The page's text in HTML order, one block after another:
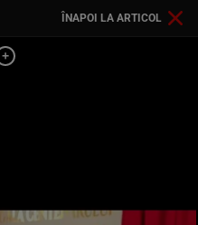
ÎNAPOI LA ARTICOL